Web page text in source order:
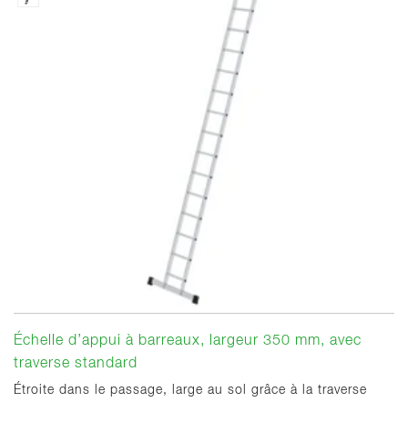
Échelle d’appui à barreaux, largeur 350 mm, avec
traverse standard
Étroite dans le passage, large au sol grâce à la traverse